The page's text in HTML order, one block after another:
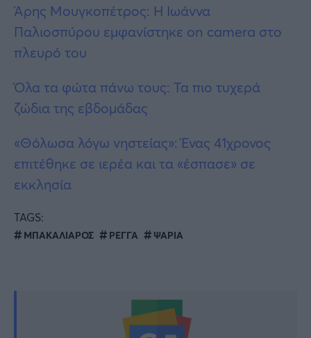
Άρης Μουγκοπέτρος: Η Ιωάννα
Παλιοσπύρου εμφανίστηκε on camera στο
πλευρό του
Όλα τα φώτα πάνω τους: Τα πιο τυχερά
ζώδια της εβδομάδας
«Θόλωσα λόγω νηστείας»: Ένας 41χρονος
επιτέθηκε σε ιερέα και τα «έσπασε» σε
εκκλησία
TAGS:
ΜΠΑΚΑΛΙΑΡΟΣ ΡΕΓΓΑ ΨΑΡΙΑ